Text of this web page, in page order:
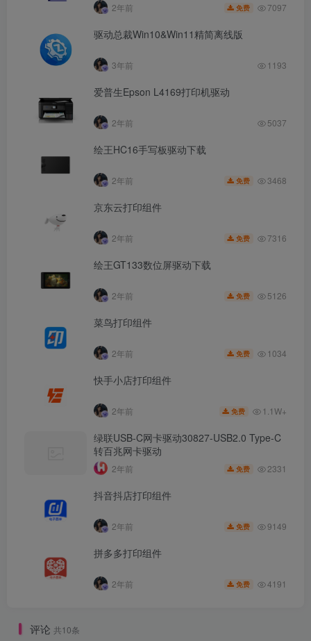
2年前 免费 7097
驱动总裁Win10&Win11精简离线版
3年前 1193
爱普生Epson L4169打印机驱动
2年前 5037
绘王HC16手写板驱动下载
2年前 免费 3468
京东云打印组件
2年前 免费 7316
绘王GT133数位屏驱动下载
2年前 免费 5126
菜鸟打印组件
2年前 免费 1034
快手小店打印组件
2年前 免费 1.1W+
绿联USB-C网卡驱动30827-USB2.0 Type-C
转百兆网卡驱动
2年前 免费 2331
抖音抖店打印组件
2年前 免费 9149
拼多多打印组件
2年前 免费 4191
评论 共10条